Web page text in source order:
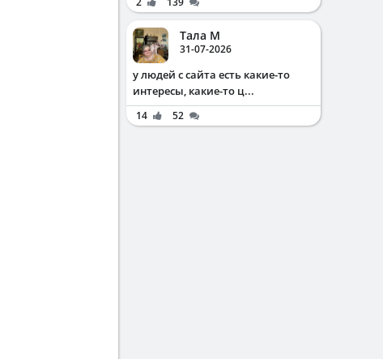
Тала М
31-07-2026
у людей с сайта есть какие-то
интересы, какие-то ц...
14 52